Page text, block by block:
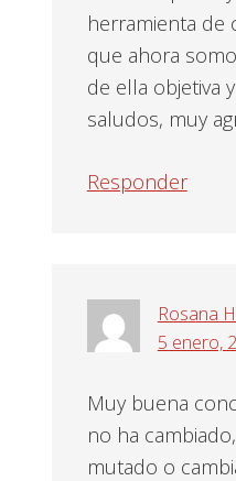
herramienta de
que ahora
de ella objetiva
saludos, muy
Responder
Rosana
5 enero,
Muy buena
no ha
mutado o